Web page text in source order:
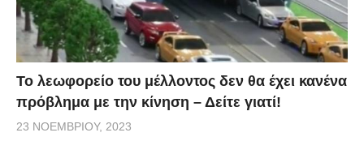
Το λεωφορείο του μέλλοντος δεν θα έχει κανένα
πρόβλημα με την κίνηση – Δείτε γιατί!
23 ΝΟΕΜΒΡΊΟΥ, 2023